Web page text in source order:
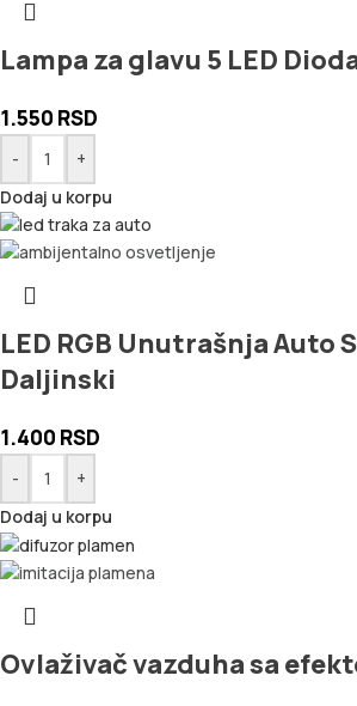
Lampa za glavu 5 LED
1.550 RSD
-
+
Dodaj u korpu
LED RGB Unutrašnja Auto
Daljinski
1.400 RSD
-
+
Dodaj u korpu
Ovlaživač vazduha sa